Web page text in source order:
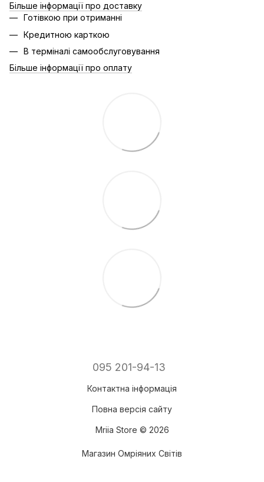
Більше інформації про доставку
Готівкою при отриманні
Кредитною карткою
В терміналі самообслуговування
Більше інформації про оплату
095 201-94-13
Контактна інформація
Повна версія сайту
Mriia Store © 2026
Магазин Омріяних Світів